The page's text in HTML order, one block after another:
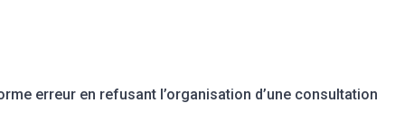
erreur en refusant l’organisation d’une consultation